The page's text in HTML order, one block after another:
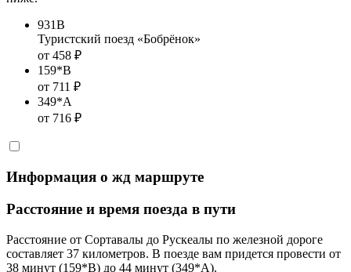
931В
Туристский поезд «Бобрёнок»
от 458 ₽
159*В
от 711 ₽
349*А
от 716 ₽
Информация о жд маршруте
Расстояние и время поезда в пути
Расстояние от Сортавалы до Рускеалы по железной дороге
составляет 37 километров. В поезде вам придется провести от
38 минут (159*В) до 44 минут (349*А).